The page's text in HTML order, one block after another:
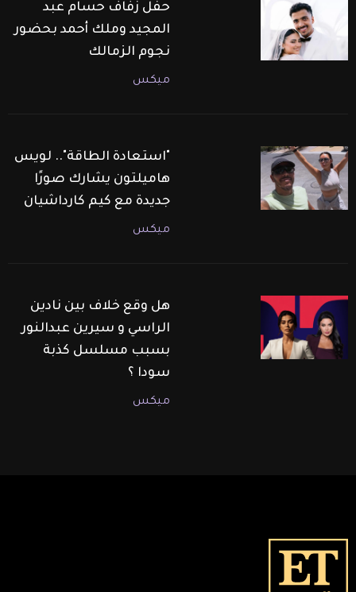
حفل زفاف حسام عبد
المجيد وملك أحمد بحضور
نجوم الزمالك
ميكس
"استعادة الطاقة".. لويس
هاميلتون يشارك صورًا
جديدة مع كيم كارداشيان
ميكس
هل وقع خلاف بين نادين
الراسي و سيرين عبدالنور
بسبب مسلسل كذبة
سودا ؟
ميكس